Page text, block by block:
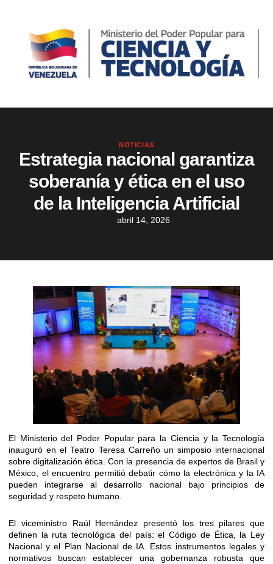
NOTICIAS
Estrategia nacional garantiza
soberanía y ética en el uso
de la Inteligencia Artificial
abril 14, 2026
El Ministerio del Poder Popular para la Ciencia y la Tecnología
inauguró en el Teatro Teresa Carreño un simposio internacional
sobre digitalización ética. Con la presencia de expertos de Brasil y
México, el encuentro permitió debatir cómo la electrónica y la IA
pueden integrarse al desarrollo nacional bajo principios de
seguridad y respeto humano.
​El viceministro Raúl Hernández presentó los tres pilares que
definen la ruta tecnológica del país: el Código de Ética, la Ley
Nacional y el Plan Nacional de IA. Estos instrumentos legales y
normativos buscan establecer una gobernanza robusta que